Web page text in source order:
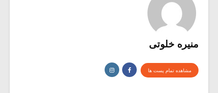
منیره خلوتی
مشاهده تمام پست ها